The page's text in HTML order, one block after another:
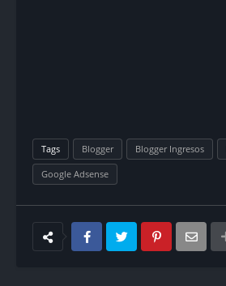
Tags Blogger Blogger Ingresos
Google Adsense